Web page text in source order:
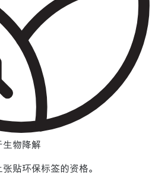
物降解
贴环保标签的资格。